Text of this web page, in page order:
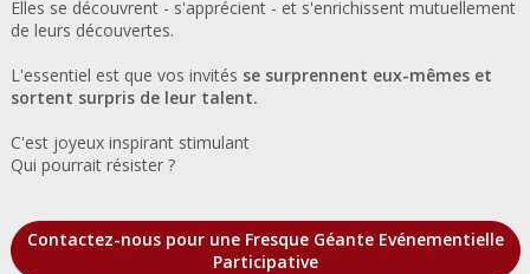
Elles se découvrent - s'apprécient - et s'enrichissent mutuellement
de leurs découvertes.
L'essentiel est que vos invités se surprennent eux-mêmes et
sortent surpris de leur talent.
C'est joyeux inspirant stimulant
Qui pourrait résister ?
Contactez-nous pour une Fresque Géante Evénementielle
Participative